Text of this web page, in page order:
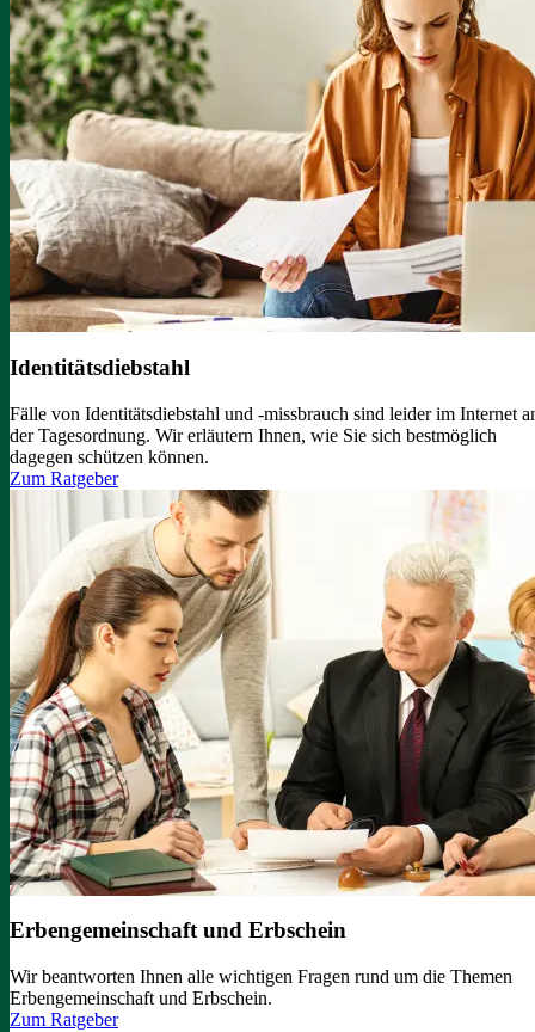
Identitätsdiebstahl
Fälle von Identitätsdiebstahl und -missbrauch sind leider im Internet
der Tagesordnung. Wir erläutern Ihnen, wie Sie sich bestmöglich
dagegen schützen können.
Zum Ratgeber
Erbengemeinschaft und Erbschein
Wir beantworten Ihnen alle wichtigen Fragen rund um die Themen
Erbengemeinschaft und Erbschein.
Zum Ratgeber